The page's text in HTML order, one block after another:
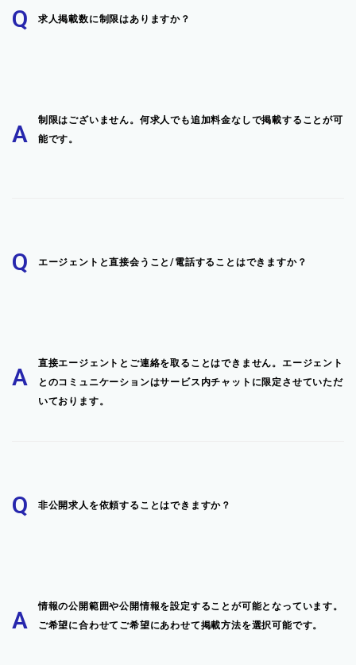
Q 求人掲載数に制限はありますか？
A
制限はございません。何求人でも追加料金なしで掲載することが可
能です。
Q エージェントと直接会うこと/電話することはできますか？
A
直接エージェントとご連絡を取ることはできません。エージェント
とのコミュニケーションはサービス内チャットに限定させていただ
いております。
Q 非公開求人を依頼することはできますか？
A
情報の公開範囲や公開情報を設定することが可能となっています。
ご希望に合わせてご希望にあわせて掲載方法を選択可能です。